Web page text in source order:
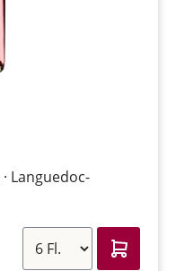
Languedoc-